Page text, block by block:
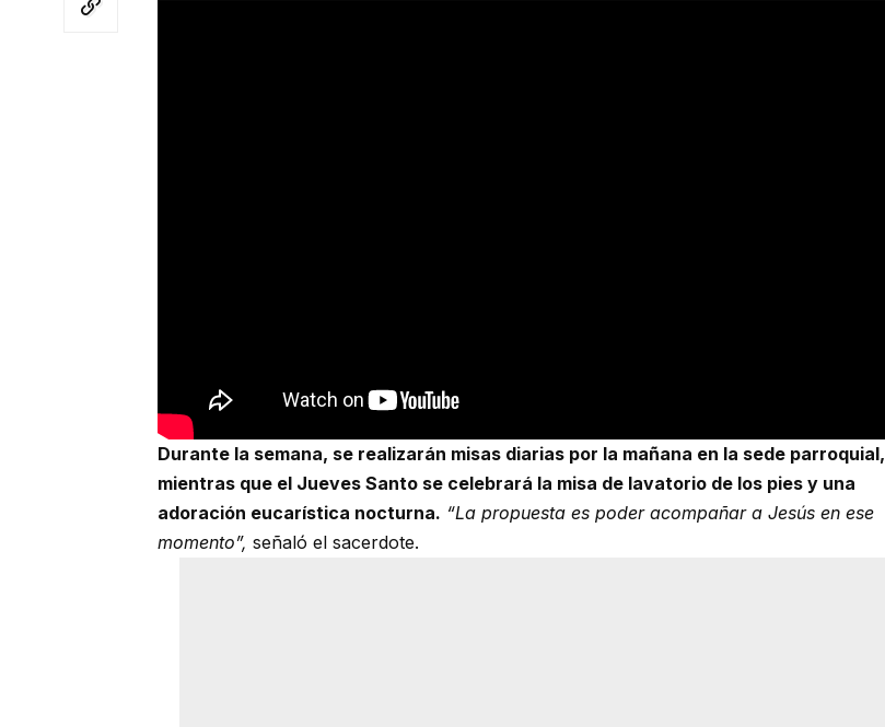
Durante la semana, se realizarán misas diarias por la mañana en la sede parroquial,
mientras que el Jueves Santo se celebrará la misa de lavatorio de los pies y una
adoración eucarística nocturna. “La propuesta es poder acompañar a Jesús en ese
momento”, señaló el sacerdote.